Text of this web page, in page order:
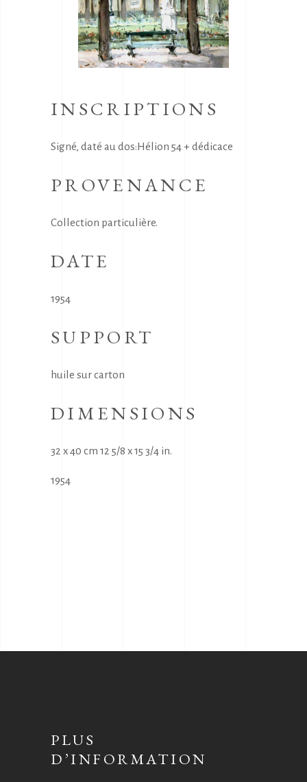
INSCRIPTIONS
Signé, daté au dos:Hélion 54 + dédicace
PROVENANCE
Collection particulière.
DATE
1954
SUPPORT
huile sur carton
DIMENSIONS
32 x 40 cm 12 5/8 x 15 3/4 in.
1954
PLUS
D’INFORMATION